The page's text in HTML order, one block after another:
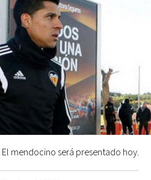
El mendocino será presentado hoy.